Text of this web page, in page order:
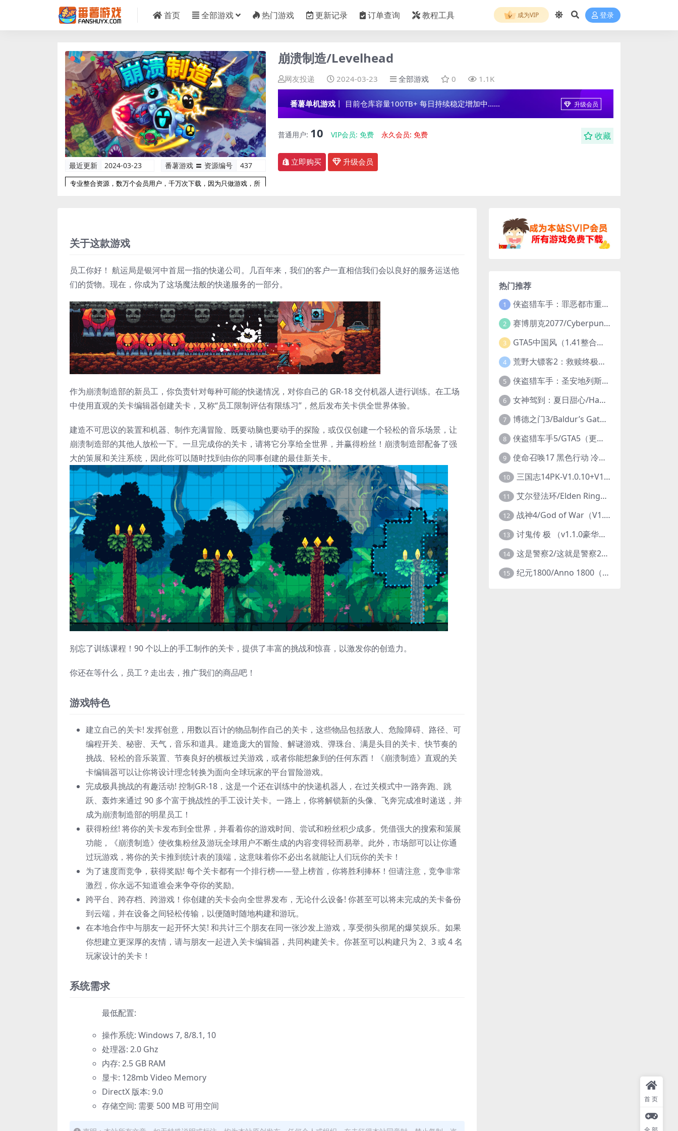
首页 全部游戏 热门游戏 更新记录 订单查询 教程工具 成为VIP 登录
最近更新 2024-03-23 番薯游戏 〓 资源编号 437
专业整合资源，数万个会员用户，千万次下载，因为只做游戏，所
崩溃制造/Levelhead
网友投递 2024-03-23 全部游戏 0 1.1K
番薯单机游戏 丨 目前仓库容量100TB+ 每日持续稳定增加中...... 升级会员
普通用户: 10 VIP会员:免费 永久会员:免费 收藏
立即购买 升级会员
关于这款游戏
员工你好！ 航运局是银河中首屈一指的快递公司。几百年来，我们的客户一直相信我们会以良好的服务运送他
们的货物。现在，你成为了这场魔法般的快递服务的一部分。
作为崩溃制造部的新员工，你负责针对每种可能的快递情况，对你自己的 GR-18 交付机器人进行训练。在工场
中使用直观的关卡编辑器创建关卡，又称“员工限制评估有限练习”，然后发布关卡供全世界体验。
建造不可思议的装置和机器、制作充满冒险、既要动脑也要动手的探险，或仅仅创建一个轻松的音乐场景，让
崩溃制造部的其他人放松一下。一旦完成你的关卡，请将它分享给全世界，并赢得粉丝！崩溃制造部配备了强
大的策展和关注系统，因此你可以随时找到由你的同事创建的最佳新关卡。
别忘了训练课程！90 个以上的手工制作的关卡，提供了丰富的挑战和惊喜，以激发你的创造力。
你还在等什么，员工？走出去，推广我们的商品吧！
游戏特色
建立自己的关卡! 发挥创意，用数以百计的物品制作自己的关卡，这些物品包括敌人、危险障碍、路径、可
编程开关、秘密、天气，音乐和道具。建造庞大的冒险、解谜游戏、弹珠台、满是头目的关卡、快节奏的
挑战、轻松的音乐装置、节奏良好的横板过关游戏，或者你能想象到的任何东西！《崩溃制造》直观的关
卡编辑器可以让你将设计理念转换为面向全球玩家的平台冒险游戏。
完成极具挑战的有趣活动! 控制GR-18，这是一个还在训练中的快递机器人，在过关模式中一路奔跑、跳
跃、轰炸来通过 90 多个富于挑战性的手工设计关卡。一路上，你将解锁新的头像、飞奔完成准时递送，并
成为崩溃制造部的明星员工！
获得粉丝! 将你的关卡发布到全世界，并看着你的游戏时间、尝试和粉丝积少成多。凭借强大的搜索和策展
功能，《崩溃制造》使收集粉丝及游玩全球用户不断生成的内容变得轻而易举。此外，市场部可以让你通
过玩游戏，将你的关卡推到统计表的顶端，这意味着你不必出名就能让人们玩你的关卡！
为了速度而竞争，获得奖励! 每个关卡都有一个排行榜——登上榜首，你将胜利捧杯！但请注意，竞争非常
激烈，你永远不知道谁会来争夺你的奖励。
跨平台、跨存档、跨游戏！你创建的关卡会向全世界发布，无论什么设备! 你甚至可以将未完成的关卡备份
到云端，并在设备之间轻松传输，以便随时随地构建和游玩。
在本地合作中与朋友一起开怀大笑! 和共计三个朋友在同一张沙发上游戏，享受彻头彻尾的爆笑娱乐。如果
你想建立更深厚的友情，请与朋友一起进入关卡编辑器，共同构建关卡。你甚至可以构建只为 2、3 或 4 名
玩家设计的关卡！
系统需求
最低配置:
操作系统: Windows 7, 8/8.1, 10
处理器: 2.0 Ghz
内存: 2.5 GB RAM
显卡: 128mb Video Memory
DirectX 版本: 9.0
存储空间: 需要 500 MB 可用空间
热门推荐
1 侠盗猎车手：罪恶都市重制版/Grand Theft Auto: Vice City – The Definitive Edition
2 赛博朋克2077/Cyberpunk 2077（更新v2.20全DLC）
3 GTA5中国风（1.41整合版1300辆真车+183位美女与英雄+200%存档）
4 荒野大镖客2：救赎终极版/大表哥2/Red Dead Redemption 2: Ultimate Edition（更新v1491.50终极版）
5 侠盗猎车手：圣安地列斯重制版/Grand Theft Auto: San Andreas – The Definitive Edition（更新v1.113.49697469）
6 女神驾到：夏日甜心/Happy Together（模拟器版-升级豪华终极珍藏版+全DLC）
7 博德之门3/Baldur’s Gate 3（更新v4.1.1.7209685）
8 侠盗猎车手5/GTA5（更新v1.70纯净版-内置修改器+通关存档）
9 使命召唤17 黑色行动 冷战V1.34 全DLC 官方中文版COD17
10 三国志14PK-V1.0.10+V1.0.25-威力加强豪华版（武将面容套装-全DLC+季票+特典+中文语音+编辑修改器）
11 艾尔登法环/Elden Ring（更新v1.14 ）
12 战神4/God of War（V1.0.13-斗战狂神-奎爷的裁决+全DLC）
13 讨鬼传 极 （v1.1.0豪华版）
14 这是警察2/这就是警察2/This is Police
15 纪元1800/Anno 1800（豪华版全DLCv9.2.972600）
首页